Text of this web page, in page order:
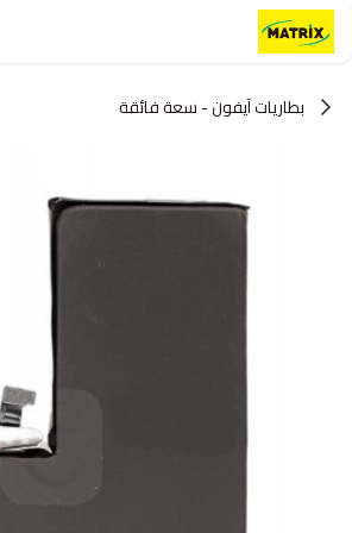
تخطي للذهاب إلى المحتوى
بطاريات آيفون - سعة فائقة